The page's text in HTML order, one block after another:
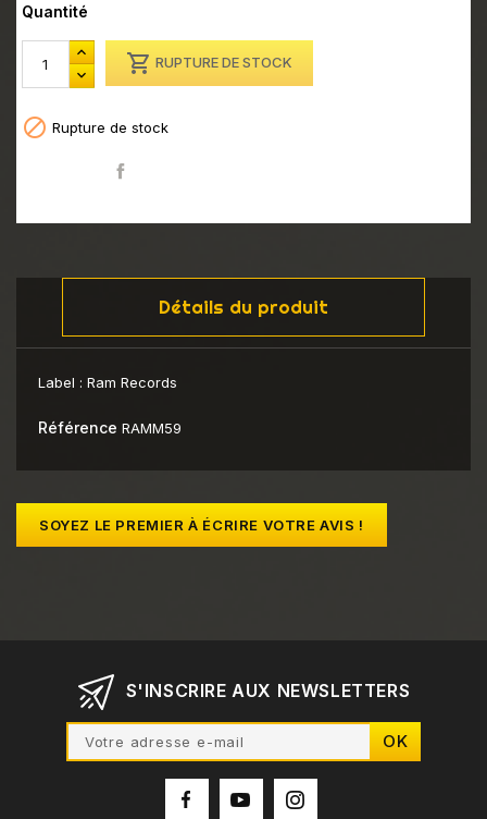
Quantité
 RUPTURE DE STOCK
 Rupture de stock
Détails du produit
Label : Ram Records
Référence RAMM59
SOYEZ LE PREMIER À ÉCRIRE VOTRE AVIS !
S'INSCRIRE AUX NEWSLETTERS